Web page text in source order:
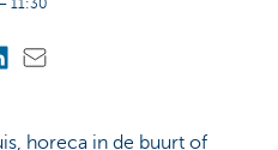
horeca in de buurt of